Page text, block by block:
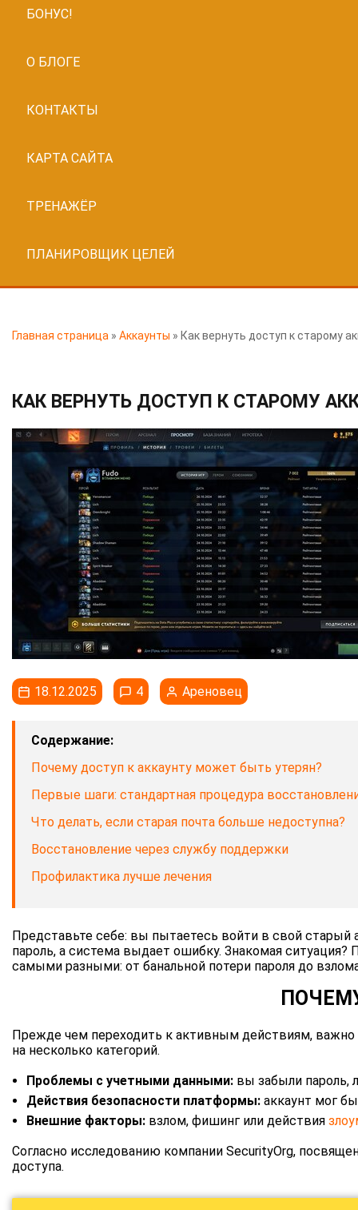
БОНУС!
О БЛОГЕ
КОНТАКТЫ
КАРТА САЙТА
ТРЕНАЖЁР
ПЛАНИРОВЩИК ЦЕЛЕЙ
Главная страница » Аккаунты » Как вернуть доступ к старому
КАК ВЕРНУТЬ ДОСТУП К СТАРОМУ
18.12.2025 4 Ареновец
Содержание:
Почему доступ к аккаунту может быть утерян?
Первые шаги: стандартная процедура
Что делать, если старая почта больше недоступна?
Восстановление через службу поддержки
Профилактика лучше лечения
Представьте себе: вы пытаетесь войти в свой старый
пароль, а система выдает ошибку. Знакомая
самыми разными: от банальной потери пароля до
Прежде чем переходить к активным действиям,
на несколько категорий.
Проблемы с учетными данными: вы забыли пароль,
Действия безопасности платформы: аккаунт мог
Внешние факторы: взлом, фишинг или действия
Согласно исследованию компании SecurityOrg,
доступа.